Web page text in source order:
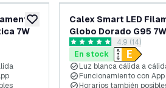
añadir a lista de deseos
7W
de reseñas
Calex Smart LED
Globo Dorado G95 7W
abrir el
4.9 estrellas de puntuación
4.9 (14)
En stock
Luz blanca cálida a
Funcionamiento con App
Horarios también